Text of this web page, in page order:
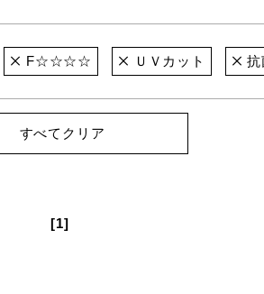
F☆☆☆☆ ＵＶカット 抗
すべてクリア
[1]